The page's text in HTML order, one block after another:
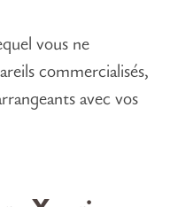
vous ne
commercialisés,
avec vos